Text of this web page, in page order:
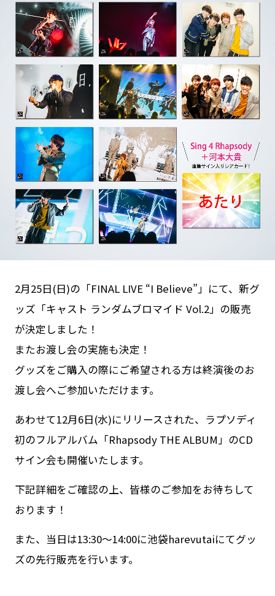
Goods
Cast / Staff
About
2月25日(日)の「FINAL LIVE “I Believe”」にて、新グ
ッズ「キャスト ランダムブロマイド Vol.2」の販売
が決定しました！
またお渡し会の実施も決定！
グッズをご購入の際にご希望される方は終演後のお
渡し会へご参加いただけます。
あわせて12月6日(水)にリリースされた、ラプソディ
初のフルアルバム「Rhapsody THE ALBUM」のCD
サイン会も開催いたします。
下記詳細をご確認の上、皆様のご参加をお待ちして
おります！
また、当日は13:30〜14:00に池袋harevutaiにてグッ
ズの先行販売を行います。